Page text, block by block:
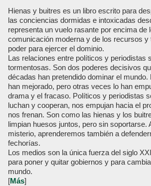
Hienas y buitres es un libro escrito para
las conciencias dormidas e intoxicadas
representa un vuelo rasante por encima de
comunicación moderna y de los recursos y
poder para ejercer el dominio.
Las relaciones entre políticos y periodistas
tormentosas. Son dos poderes decisivos
décadas han pretendido dominar el mundo.
han mejorado, pero otras veces lo han
drama y el fracaso. Políticos y periodistas
luchan y cooperan, nos empujan hacia el
nos frenan. Son como las hienas y los
limpian huesos juntos, pero sin soportarse.
misterio, aprenderemos también a
fechorías.
Los medios son la única fuerza del siglo
para poner y quitar gobiernos y para
mundo.
[Más]